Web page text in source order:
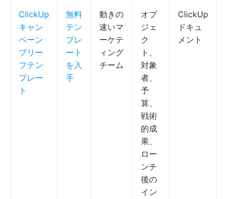
ClickUp
キャン
ペーン
ブリー
フテン
プレー
ト
無料
テン
プレ
ート
を入
手
動きの
速いマ
ーケテ
ィング
チーム
オブ
ジェ
ク
ト、
対象
者、
予
算、
戦術
的成
果、
ロー
ンチ
後の
イン
ClickUp
ドキュ
メント